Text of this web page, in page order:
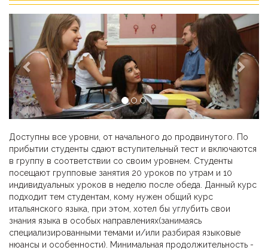
Previous Next
Доступны все уровни, от начального до продвинутого. По
прибытии студенты сдают вступительный тест и включаются
в группу в соответствии со своим уровнем. Студенты
посещают групповые занятия 20 уроков по утрам и 10
индивидуальных уроков в неделю после обеда. Данный курс
подходит тем студентам, кому нужен общий курс
итальянского языка, при этом, хотел бы углубить свои
знания языка в особых направлениях(занимаясь
специализированными темами и/или разбирая языковые
нюансы и особенности). Минимальная продолжительность -